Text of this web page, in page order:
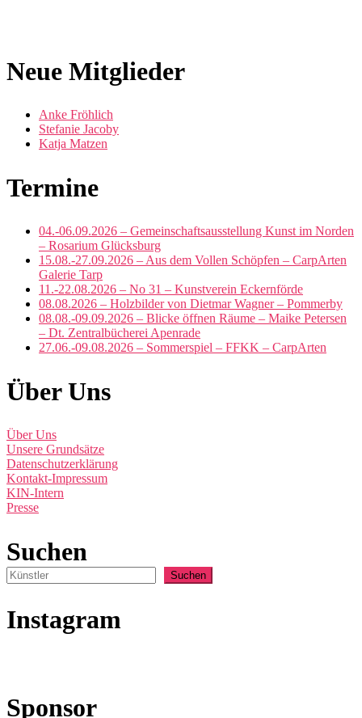
Beitragsnavigation
Neue Mitglieder
Anke Fröhlich
Stefanie Jacoby
Katja Matzen
Termine
04.-06.09.2026 – Gemeinschaftsausstellung Kunst im Norden
– Rosarium Glücksburg
15.08.-27.09.2026 – Aus dem Vollen Schöpfen – CarpArten
Galerie Tarp
11.-22.08.2026 – No 31 – Kunstverein Eckernförde
08.08.2026 – Holzbilder von Dietmar Wagner – Pommerby
08.08.-09.09.2026 – Blicke öffnen Räume – Maike Petersen
– Dt. Zentralbücherei Apenrade
27.06.-09.08.2026 – Sommerspiel – FFKK – CarpArten
Über Uns
Über Uns
Unsere Grundsätze
Datenschutzerklärung
Kontakt-Impressum
KIN-Intern
Presse
Suchen
Suchen
Instagram
Sponsor